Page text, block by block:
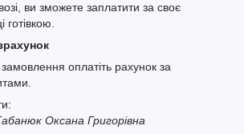
ви зможете заплатити за своє
готівкою.
оплатіть рахунок за
Оксана Григорівна